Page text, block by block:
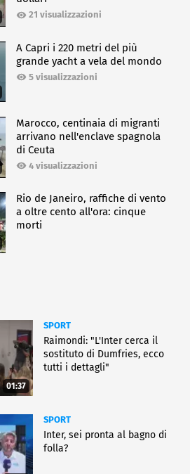
21 visualizzazioni
A Capri i 220 metri del più
grande yacht a vela del mondo
5 visualizzazioni
Marocco, centinaia di migranti
arrivano nell'enclave spagnola
di Ceuta
4 visualizzazioni
Rio de Janeiro, raffiche di vento
a oltre cento all'ora: cinque
morti
01:37
SPORT
Raimondi: "L'Inter cerca il
sostituto di Dumfries, ecco
tutti i dettagli"
SPORT
Inter, sei pronta al bagno di
folla?